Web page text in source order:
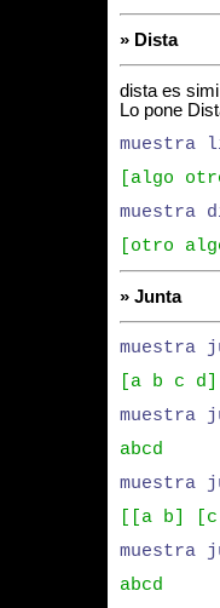
» Dista
dista es
Lo pone
muestra
[algo
muestra
[otro
» Junta
[a b c d]
muestra
abcd
[[a b]
muestra
abcd